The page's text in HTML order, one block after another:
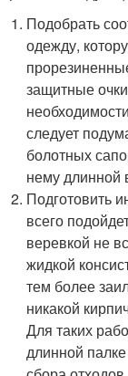
Подобрать
одежду,
защитные
следует
болотных
нему длинной
Подготовить
всего
веревкой не
жидкой
тем более
никакой
Для таких
длинной